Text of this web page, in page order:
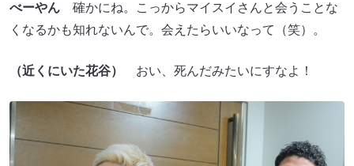
べーやん 確かにね。こっからマイスイさんと会うことな
くなるかも知れないんで。会えたらいいなって（笑）。
（近くにいた花谷） おい、死んだみたいにすなよ！